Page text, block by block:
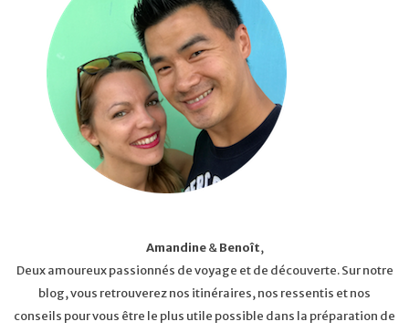
Amandine&Benoît,
Deux amoureux passionnés de voyage et de découverte. Sur notre
blog, vous retrouverez nos itinéraires, nos ressentis et nos
conseils pour vous être le plus utile possible dans la préparation de